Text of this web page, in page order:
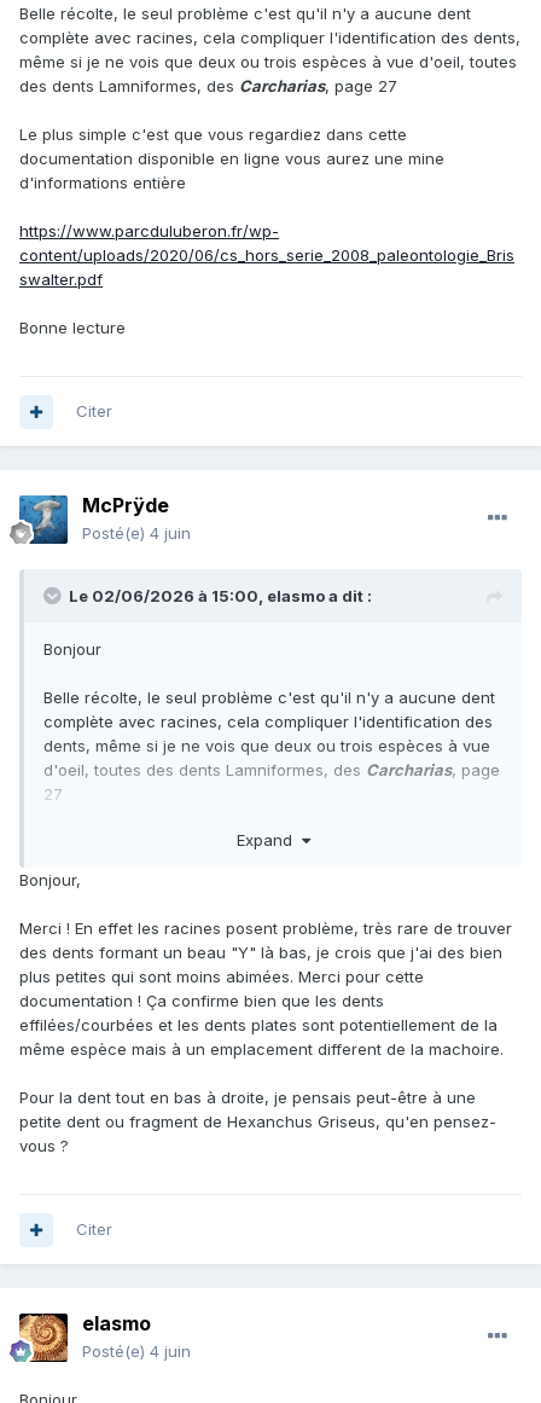
Belle récolte, le seul problème c'est qu'il n'y a aucune dent
complète avec racines, cela compliquer l'identification des dents,
même si je ne vois que deux ou trois espèces à vue d'oeil, toutes
des dents Lamniformes, des Carcharias, page 27
Le plus simple c'est que vous regardiez dans cette
documentation disponible en ligne vous aurez une mine
d'informations entière
https://www.parcduluberon.fr/wp-
content/uploads/2020/06/cs_hors_serie_2008_paleontologie_Bris
swalter.pdf
Bonne lecture
Citer
McPrÿde
Posté(e) 4 juin
Le 02/06/2026 à 15:00, elasmoa dit :
Bonjour
Belle récolte, le seul problème c'est qu'il n'y a aucune dent
complète avec racines, cela compliquer l'identification des
dents, même si je ne vois que deux ou trois espèces à vue
d'oeil, toutes des dents Lamniformes, des Carcharias, page
27
Le plus simple c'est que vous regardiez dans cette
d'informations entière
https://www.parcduluberon.fr/wp-
content/uploads/2020/06/cs_hors_serie_2008_paleontologi
e_Brisswalter.pdf
Bonne lecture
Expand
Bonjour,
Merci ! En effet les racines posent problème, très rare de trouver
des dents formant un beau "Y" là bas, je crois que j'ai des bien
plus petites qui sont moins abimées. Merci pour cette
documentation ! Ça confirme bien que les dents
effilées/courbées et les dents plates sont potentiellement de la
même espèce mais à un emplacement different de la machoire.
Pour la dent tout en bas à droite, je pensais peut-être à une
petite dent ou fragment de Hexanchus Griseus, qu'en pensez-
vous ?
Citer
elasmo
Posté(e) 4 juin